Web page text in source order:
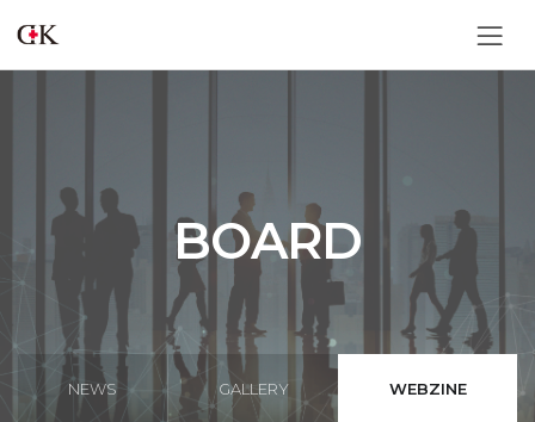
BOARD
NEWS GALLERY WEBZINE